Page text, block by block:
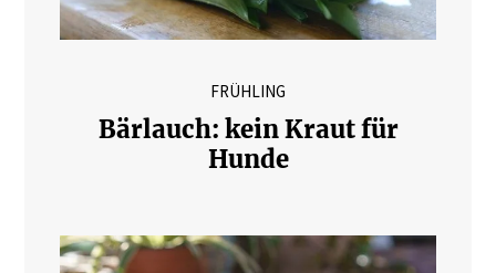
FRÜHLING
Bärlauch: kein Kraut für
Hunde